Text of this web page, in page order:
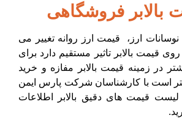
بالابر فروشگاهی
نوسانات ارز، قیمت ارز روانه تغییر می
روی قیمت بالابرتاثیر مستقیم دارد برای
در زمینه قیمت بالابر
مفازه و خرید
بهتر است با کارشناسان شرکت پارس ایمن
لیست قیمت های دقیق بالابر اطلاعات